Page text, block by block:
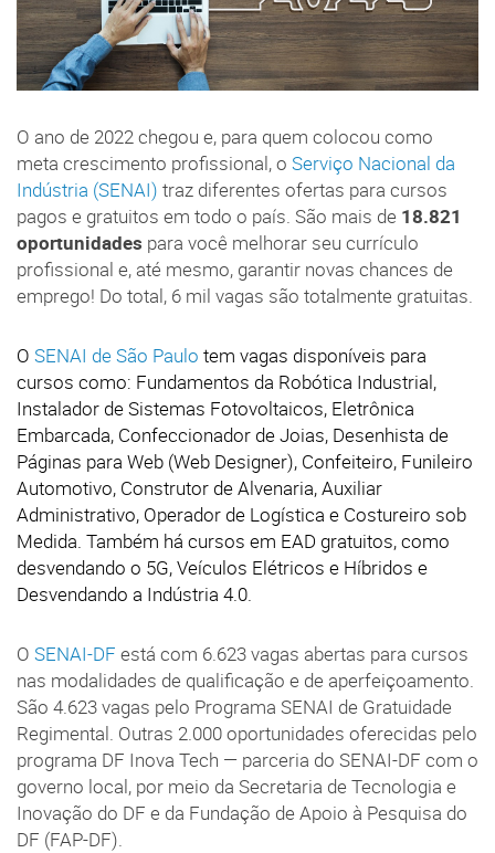
O ano de 2022 chegou e, para quem colocou como
meta crescimento profissional, o Serviço Nacional da
Indústria (SENAI) traz diferentes ofertas para cursos
pagos e gratuitos em todo o país. São mais de 18.821
oportunidades para você melhorar seu currículo
profissional e, até mesmo, garantir novas chances de
emprego! Do total, 6 mil vagas são totalmente gratuitas.
O SENAI de São Paulo tem vagas disponíveis para
cursos como: Fundamentos da Robótica Industrial,
Instalador de Sistemas Fotovoltaicos, Eletrônica
Embarcada, Confeccionador de Joias, Desenhista de
Páginas para Web (Web Designer), Confeiteiro, Funileiro
Automotivo, Construtor de Alvenaria, Auxiliar
Administrativo, Operador de Logística e Costureiro sob
Medida. Também há cursos em EAD gratuitos, como
desvendando o 5G, Veículos Elétricos e Híbridos e
Desvendando a Indústria 4.0.
O SENAI-DF está com 6.623 vagas abertas para cursos
nas modalidades de qualificação e de aperfeiçoamento.
São 4.623 vagas pelo Programa SENAI de Gratuidade
Regimental. Outras 2.000 oportunidades oferecidas pelo
programa DF Inova Tech — parceria do SENAI-DF com o
governo local, por meio da Secretaria de Tecnologia e
Inovação do DF e da Fundação de Apoio à Pesquisa do
DF (FAP-DF).